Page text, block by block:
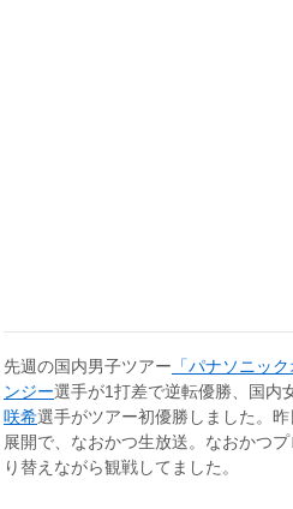
先週の国内男子ツアー 「パナソニッ
ンジー選手が1打差で逆転優勝、国内
咲希選手がツアー初優勝しました。
展開で、なおかつ生放送。なおかつ
り替えながら観戦してました。